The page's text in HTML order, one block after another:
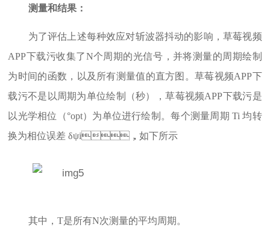
测量和结果：
为了评估上述每种效应对斩波器抖动的影响，草莓视频
APP下载污收集了N个周期的光信号，并将测量的周期绘制
为时间的函数，以及所有测量值的直方图。草莓视频APP下
载污不是以周期为单位绘制（秒），草莓视频APP下载污是
以光学相位（°opt）为单位进行绘制。每个测量周期 Ti 均转
换为相位误差 δψi，如下所示
其中，T是所有N次测量的平均周期。